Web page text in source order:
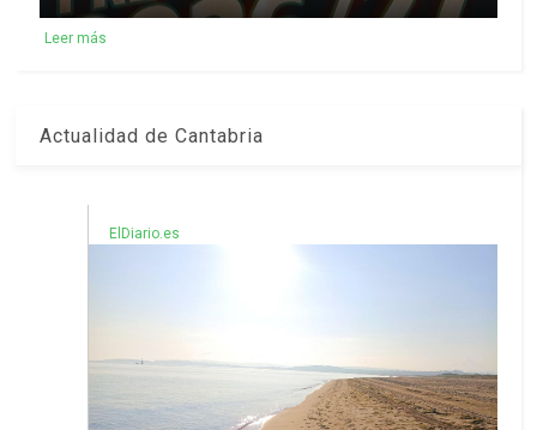
Leer más
Actualidad de Cantabria
ElDiario.es